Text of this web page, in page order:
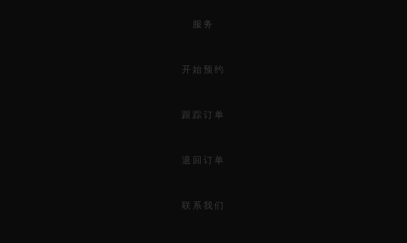
MECA-10 陶瓷蓝色 45 MM
服务
开始预约
跟踪订单
退回订单
联系我们